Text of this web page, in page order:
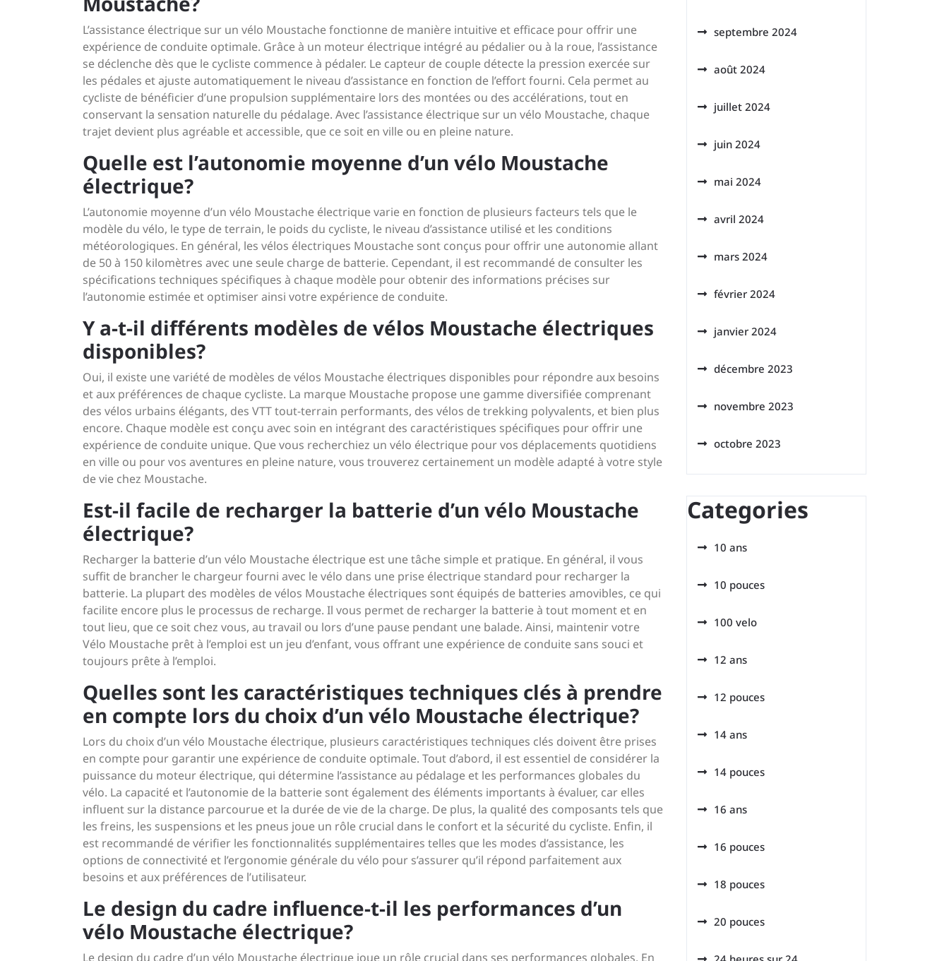
L’assistance électrique sur un vélo Moustache fonctionne de manière intuitive et efficace pour offrir une
expérience de conduite optimale. Grâce à un moteur électrique intégré au pédalier ou à la roue, l’assistance
se déclenche dès que le cycliste commence à pédaler. Le capteur de couple détecte la pression exercée sur
les pédales et ajuste automatiquement le niveau d’assistance en fonction de l’effort fourni. Cela permet au
cycliste de bénéficier d’une propulsion supplémentaire lors des montées ou des accélérations, tout en
conservant la sensation naturelle du pédalage. Avec l’assistance électrique sur un vélo Moustache, chaque
trajet devient plus agréable et accessible, que ce soit en ville ou en pleine nature.
Quelle est l’autonomie moyenne d’un vélo Moustache
électrique?
L’autonomie moyenne d’un vélo Moustache électrique varie en fonction de plusieurs facteurs tels que le
modèle du vélo, le type de terrain, le poids du cycliste, le niveau d’assistance utilisé et les conditions
météorologiques. En général, les vélos électriques Moustache sont conçus pour offrir une autonomie allant
de 50 à 150 kilomètres avec une seule charge de batterie. Cependant, il est recommandé de consulter les
spécifications techniques spécifiques à chaque modèle pour obtenir des informations précises sur
l’autonomie estimée et optimiser ainsi votre expérience de conduite.
Y a-t-il différents modèles de vélos Moustache électriques
disponibles?
Oui, il existe une variété de modèles de vélos Moustache électriques disponibles pour répondre aux besoins
et aux préférences de chaque cycliste. La marque Moustache propose une gamme diversifiée comprenant
des vélos urbains élégants, des VTT tout-terrain performants, des vélos de trekking polyvalents, et bien plus
encore. Chaque modèle est conçu avec soin en intégrant des caractéristiques spécifiques pour offrir une
expérience de conduite unique. Que vous recherchiez un vélo électrique pour vos déplacements quotidiens
en ville ou pour vos aventures en pleine nature, vous trouverez certainement un modèle adapté à votre style
de vie chez Moustache.
Est-il facile de recharger la batterie d’un vélo Moustache
électrique?
Recharger la batterie d’un vélo Moustache électrique est une tâche simple et pratique. En général, il vous
suffit de brancher le chargeur fourni avec le vélo dans une prise électrique standard pour recharger la
batterie. La plupart des modèles de vélos Moustache électriques sont équipés de batteries amovibles, ce qui
facilite encore plus le processus de recharge. Il vous permet de recharger la batterie à tout moment et en
tout lieu, que ce soit chez vous, au travail ou lors d’une pause pendant une balade. Ainsi, maintenir votre
Vélo Moustache prêt à l’emploi est un jeu d’enfant, vous offrant une expérience de conduite sans souci et
toujours prête à l’emploi.
Quelles sont les caractéristiques techniques clés à prendre
en compte lors du choix d’un vélo Moustache électrique?
Lors du choix d’un vélo Moustache électrique, plusieurs caractéristiques techniques clés doivent être prises
en compte pour garantir une expérience de conduite optimale. Tout d’abord, il est essentiel de considérer la
puissance du moteur électrique, qui détermine l’assistance au pédalage et les performances globales du
vélo. La capacité et l’autonomie de la batterie sont également des éléments importants à évaluer, car elles
influent sur la distance parcourue et la durée de vie de la charge. De plus, la qualité des composants tels que
les freins, les suspensions et les pneus joue un rôle crucial dans le confort et la sécurité du cycliste. Enfin, il
est recommandé de vérifier les fonctionnalités supplémentaires telles que les modes d’assistance, les
options de connectivité et l’ergonomie générale du vélo pour s’assurer qu’il répond parfaitement aux
besoins et aux préférences de l’utilisateur.
Le design du cadre influence-t-il les performances d’un
vélo Moustache électrique?
Le design du cadre d’un vélo Moustache électrique joue un rôle crucial dans ses performances globales. En
septembre 2024
août 2024
juillet 2024
juin 2024
mai 2024
avril 2024
mars 2024
février 2024
janvier 2024
décembre 2023
novembre 2023
octobre 2023
Categories
10 ans
10 pouces
100 velo
12 ans
12 pouces
14 ans
14 pouces
16 ans
16 pouces
18 pouces
20 pouces